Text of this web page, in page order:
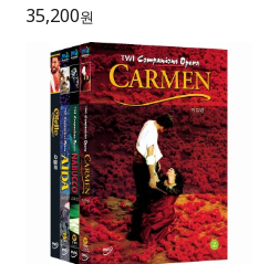
35,200원